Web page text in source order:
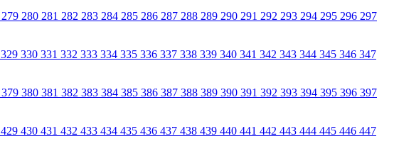
279 280 281 282 283 284 285 286 287 288 289 290 291 292 293 294 295 296 297
329 330 331 332 333 334 335 336 337 338 339 340 341 342 343 344 345 346 347
379 380 381 382 383 384 385 386 387 388 389 390 391 392 393 394 395 396 397
429 430 431 432 433 434 435 436 437 438 439 440 441 442 443 444 445 446 447